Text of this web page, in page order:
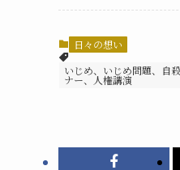
日々の想い
いじめ、いじめ問題、自
ナー、人権講演